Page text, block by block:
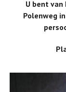
U bent
Polenweg